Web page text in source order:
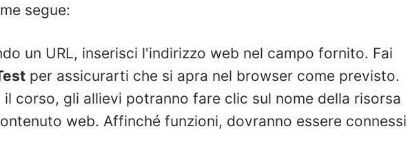
segue:
un URL, inserisci l'indirizzo web nel campo fornito. Fai
per assicurarti che si apra nel browser come previsto.
il corso, gli allievi potranno fare clic sul nome della risorsa
web. Affinché funzioni, dovranno essere connessi